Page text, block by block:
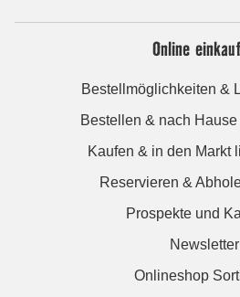
Online
Bestellmöglichkeiten &
Bestellen & nach
Kaufen & in den Markt
Reservieren &
Prospekte und
Newsletter
Onlineshop